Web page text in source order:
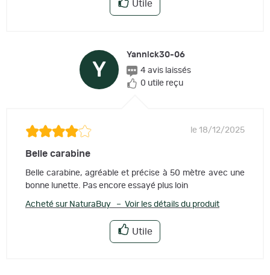
Utile
Y
Yannick30-06
4 avis laissés
0 utile reçu
le 18/12/2025
Belle carabine
Belle carabine, agréable et précise à 50 mètre avec une
bonne lunette. Pas encore essayé plus loin
Acheté sur NaturaBuy – Voir les détails du produit
Utile